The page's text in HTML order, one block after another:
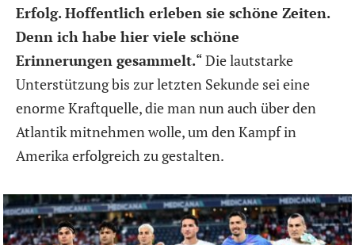
Erfolg. Hoffentlich erleben sie schöne Zeiten.
Denn ich habe hier viele schöne
Erinnerungen gesammelt.“Die lautstarke
Unterstützung bis zur letzten Sekunde sei eine
enorme Kraftquelle, die man nun auch über den
Atlantik mitnehmen wolle, um den Kampf in
Amerika erfolgreich zu gestalten.